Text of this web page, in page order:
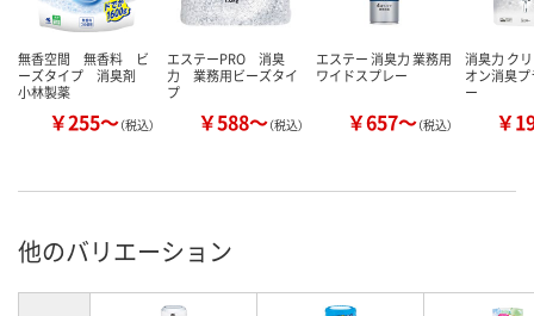
無香空間 無香料 ビ
ーズタイプ 消臭剤
小林製薬
￥255～（税込）
エステーPRO 消臭
力 業務用ビーズタイ
プ
￥588～（税込）
エステー 消臭力 業務用
ワイドスプレー
￥657～（税込）
消臭力 ク
オン消臭
ー
￥
他のバリエーション